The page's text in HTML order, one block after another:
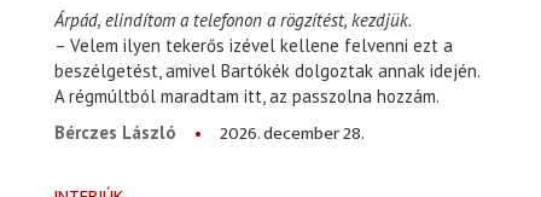
Árpád, elindítom a telefonon a rögzítést, kezdjük.
– Velem ilyen tekerős izével kellene felvenni ezt a
beszélgetést, amivel Bartókék dolgoztak annak idején.
A régmúltból maradtam itt, az passzolna hozzám.
Bérczes László
2026. december 28.